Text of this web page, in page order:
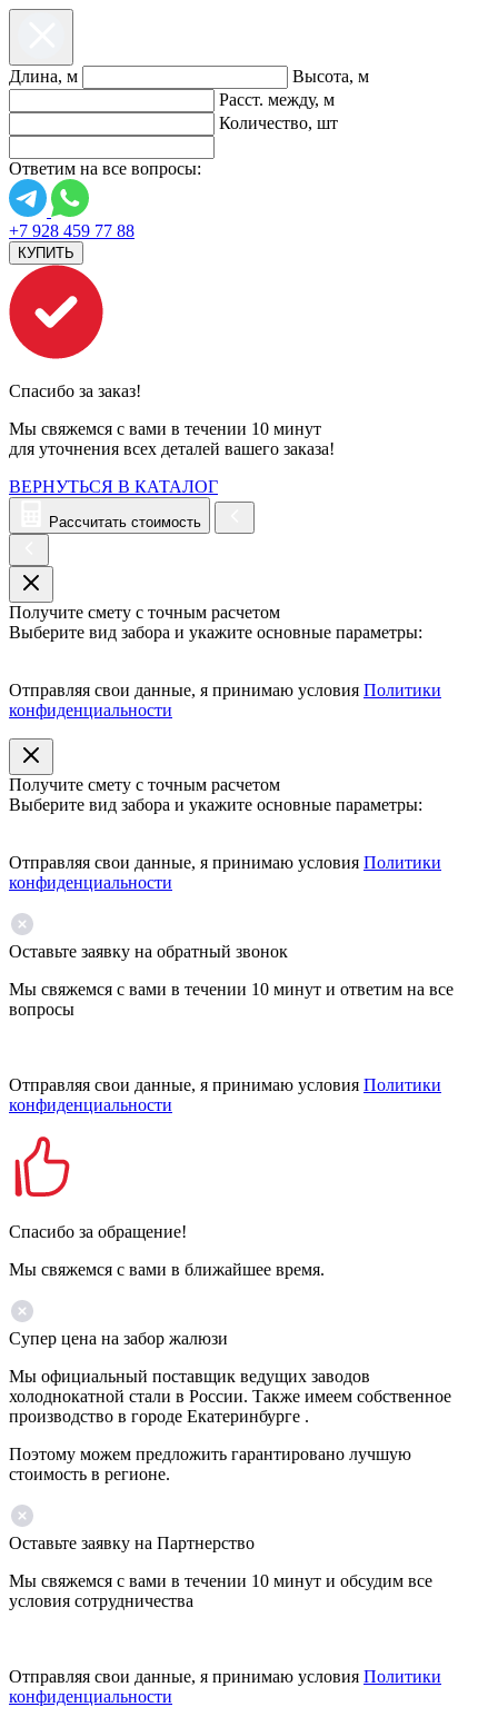
Длина, м
Высота, м
Расст. между, м
Количество, шт
Ответим на все вопросы:
+7 928 459 77 88
КУПИТЬ
Спасибо за заказ!
Мы свяжемся с вами в течении 10 минут
для уточнения всех деталей вашего заказа!
ВЕРНУТЬСЯ В КАТАЛОГ
Рассчитать стоимость
Получите смету с точным расчетом
Выберите вид забора и укажите основные параметры:
Отправляя свои данные, я принимаю условия Политики
конфиденциальности
Получите смету с точным расчетом
Выберите вид забора и укажите основные параметры:
Отправляя свои данные, я принимаю условия Политики
конфиденциальности
Оставьте заявку на обратный звонок
Мы свяжемся с вами в течении 10 минут и ответим на все
вопросы
Отправляя свои данные, я принимаю условия Политики
конфиденциальности
Спасибо за обращение!
Мы свяжемся с вами в ближайшее время.
Супер цена на забор жалюзи
Мы официальный поставщик ведущих заводов
холоднокатной стали в России. Также имеем собственное
производство в городе Екатеринбурге .
Поэтому можем предложить гарантировано лучшую
стоимость в регионе.
Оставьте заявку на Партнерство
Мы свяжемся с вами в течении 10 минут и обсудим все
условия сотрудничества
Отправляя свои данные, я принимаю условия Политики
конфиденциальности